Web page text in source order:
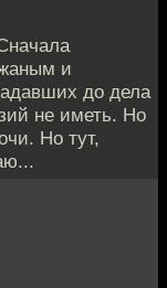
и
до дела
не иметь. Но
Но тут,